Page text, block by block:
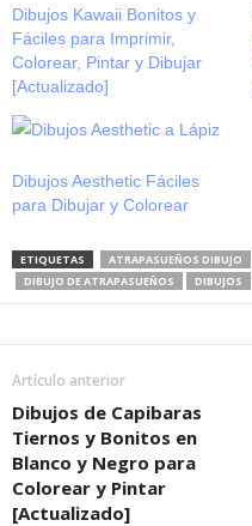
Dibujos Kawaii Bonitos y
Fáciles para Imprimir,
Colorear, Pintar y Dibujar
[Actualizado]
Dibujos Aesthetic Fáciles
para Dibujar y Colorear
ETIQUETAS ATRAPASUEÑOS DIBUJO
DIBUJO DE ATRAPASUEÑOS
DIBUJOS
Artículo anterior
Dibujos de Capibaras
Tiernos y Bonitos en
Blanco y Negro para
Colorear y Pintar
[Actualizado]